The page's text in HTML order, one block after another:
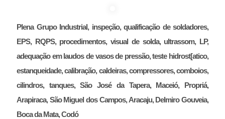
Plena Grupo Industrial, inspeção, qualificação de soldadores,
EPS, RQPS, procedimentos, visual de solda, ultrassom, LP,
adequação em laudos de vasos de pressão, teste hidrost[atico,
estanqueidade, calibração, caldeiras, compressores, comboios,
cilindros, tanques, São José da Tapera, Maceió, Propriá,
Arapiraca, São Miguel dos Campos, Aracaju, Delmiro Gouveia,
Boca da Mata, Codó